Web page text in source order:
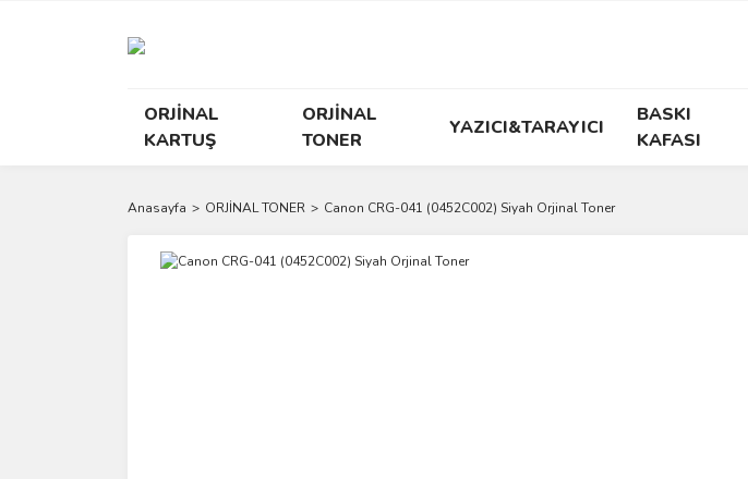
ORJİNAL
KARTUŞ
ORJİNAL
TONER
YAZICI&TARAYICI
BASKI
KAFASI
Anasayfa ORJİNAL TONER Canon CRG-041 (0452C002) Siyah Orjinal Toner